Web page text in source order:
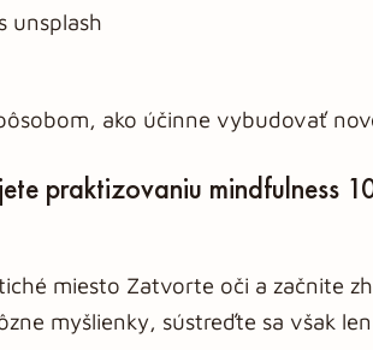
ako účinne vybudovať
praktizovaniu mindfulness
miesto Zatvorte oči a začnite
myšlienky, sústreďte sa však